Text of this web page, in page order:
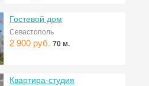
Гостевой дом
Севастополь
2 900 руб. 70 м.
Квартира-студия